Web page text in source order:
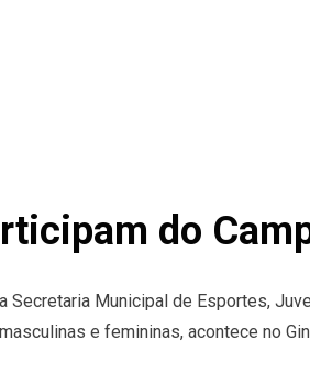
do
Secretaria Municipal de Esportes,
e femininas, acontece no